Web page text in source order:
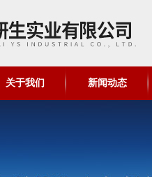
关于我们 新闻动态